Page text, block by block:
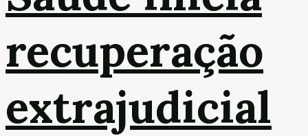
recuperação
extrajudicial